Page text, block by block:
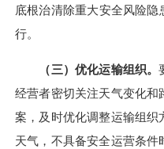
底根治清除重大安全风险
行。
（三）优化运输组织。
经营者密切关注天气变化和
案，及时优化调整运输组
天气，不具备安全运营条